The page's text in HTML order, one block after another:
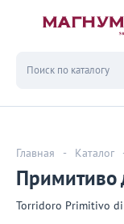
Главная - Каталог
Примитиво
Torridoro Primitivo